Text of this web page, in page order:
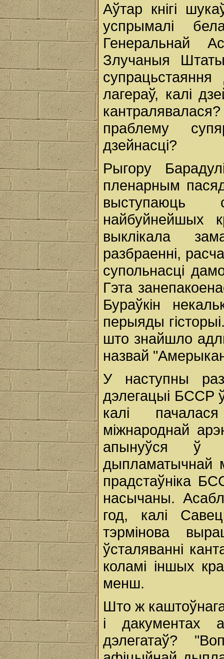
Аўтар кнігі
успрымалі
Генеральнай
Злучаныя
лагераў, калі
праблему
дзейнасці?
Рыгору
пленарным
выступаюць
найбуйнейшых
выклікала
разбраенні,
супольнасці
Гэта
Бураўкін
перыяды
што знайшло
назвай
У наступны
дэлегацыі БССР
калі
міжнароднай
апынуўся ў
дыпламатычнай
прадстаўніка
насычаны.
год, калі
тэрмінова
ўсталяванні
коламі іншых
менш.
Што ж
і дакументах
дэлегатаў?